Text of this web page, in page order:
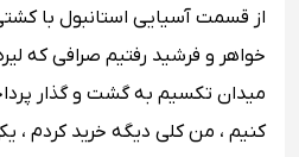
از قسمت آسیایی استانبول با
خواهر و فرشید رفتیم صرافی که
میدان تکسیم به گشت و گذار
کنیم ، من کلی دیگه خرید کردم ،